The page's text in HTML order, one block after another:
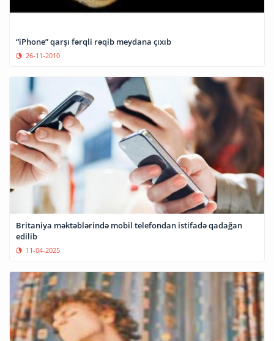
“iPhone” qarşı fərqli rəqib meydana çıxıb
26-11-2010
Britaniya məktəblərində mobil telefondan istifadə qadağan
edilib
11-04-2025